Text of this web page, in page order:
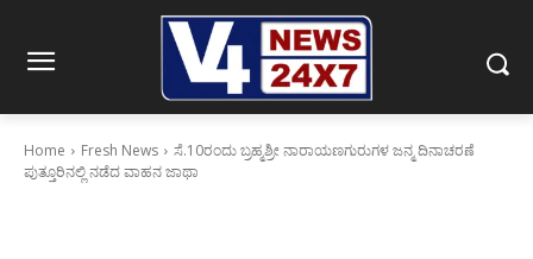
Home Fresh News
ಸೆ.10ರಂದು ಬ್ರಹ್ಮಶ್ರೀ ನಾರಾಯಣಗುರುಗಳ ಜನ್ಮ ದಿನಾಚರಣೆ
ಪುತ್ತೂರಿನಲ್ಲಿ ನಡೆದ ವಾಹನ ಜಾಥಾ